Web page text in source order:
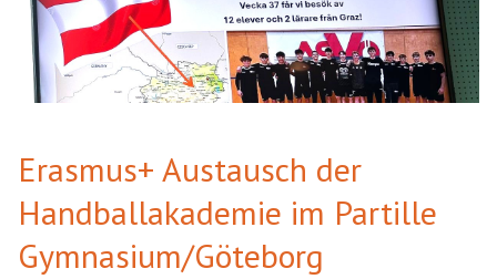
Erasmus+ Austausch der
Handballakademie im Partille
Gymnasium/Göteborg